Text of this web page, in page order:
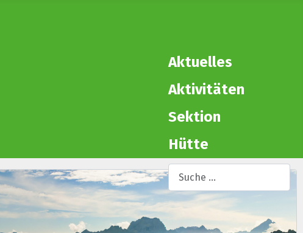
Aktuelles
Aktivitäten
Sektion
Hütte
Suchen